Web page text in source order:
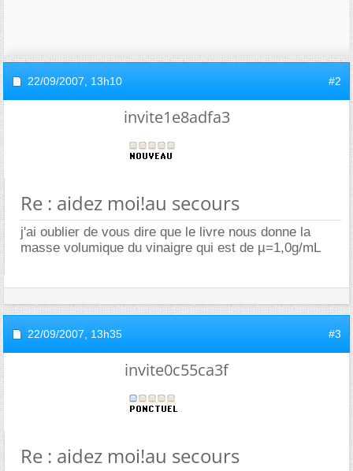
22/09/2007, 13h10 #2
invite1e8adfa3
Re : aidez moi!au secours
j'ai oublier de vous dire que le livre nous donne la
masse volumique du vinaigre qui est de µ=1,0g/mL
22/09/2007, 13h35 #3
invite0c55ca3f
Re : aidez moi!au secours